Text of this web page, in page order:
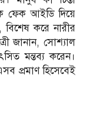
ফেক আইডি দিয়ে
বিশেষ করে নারীর
জানান, সোশ্যাল
মন্তব্য করেন।
প্রমাণ হিসেবেই